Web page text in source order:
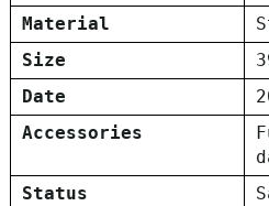
Material
Size
Date
Accessories
Status